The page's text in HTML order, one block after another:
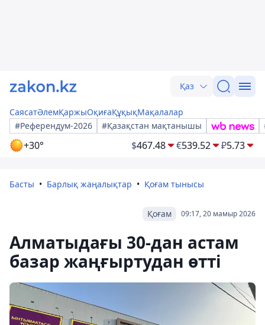
Қаз
СаясатӘлемҚаржыОқиғаҚұқықМақалалар
#Референдум-2026
#Қазақстан мақтанышы
+30° $467.48 €539.52 ₽5.73
Басты Барлық жаңалықтар Қоғам тынысы
09:17, 20 мамыр 2026
Қоғам
Алматыдағы 30-дан астам
базар жаңғыртудан өтті